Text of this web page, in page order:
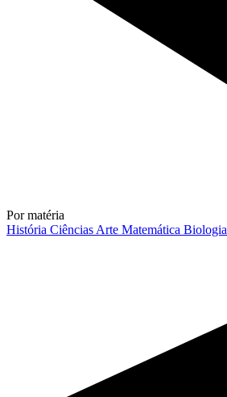
Por matéria
História Ciências Arte Matemática Biologia